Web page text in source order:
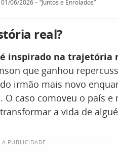
06/2026 – “Juntos e Enrolados”
real?
é inspirado na trajetória
que ganhou
irmão mais novo
caso comoveu o país e
a vida de
PUBLICIDADE